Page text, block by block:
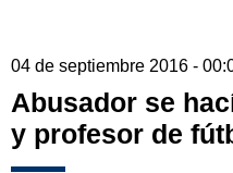
04 de septiembre 2016 -
Abusador se
y profesor de